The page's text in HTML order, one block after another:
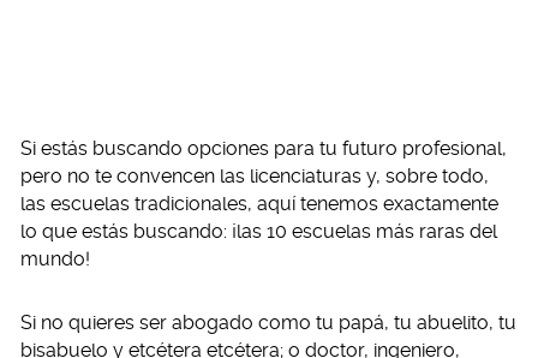
Si estás buscando opciones para tu futuro profesional,
pero no te convencen las licenciaturas y, sobre todo,
las escuelas tradicionales, aquí tenemos exactamente
lo que estás buscando: ¡las 10 escuelas más raras del
mundo!
Si no quieres ser abogado como tu papá, tu abuelito, tu
bisabuelo y etcétera etcétera; o doctor, ingeniero,